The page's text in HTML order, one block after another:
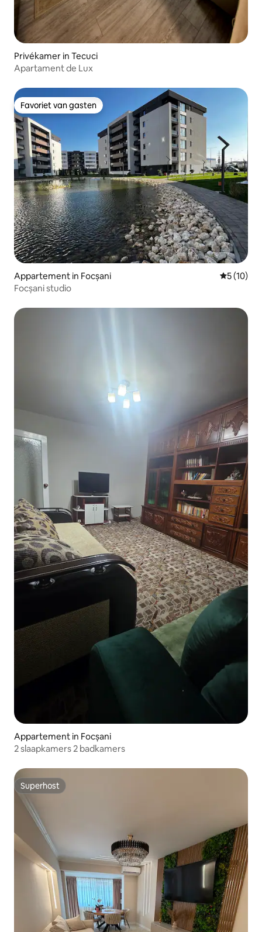
Privékamer in Tecuci
Apartament de Lux
Favoriet van gasten
Favoriet van gasten
Appartement in Focșani
5 (10)
Focșani studio
Appartement in Focșani
2 slaapkamers 2 badkamers
Superhost
Superhost